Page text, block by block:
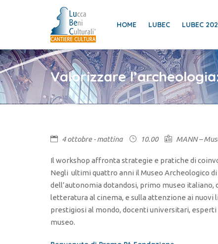
HOME LUBEC LUBEC
Valorizzare
4 ottobre - mattina 10.00 MANN –
Il workshop affronta strategie e pratiche di
Negli ultimi quattro anni il Museo Archeologico
dell’autonomia dotandosi, primo museo
letteratura al cinema, e sulla attenzione ai nuovi
prestigiosi al mondo, docenti universitari,
museo.